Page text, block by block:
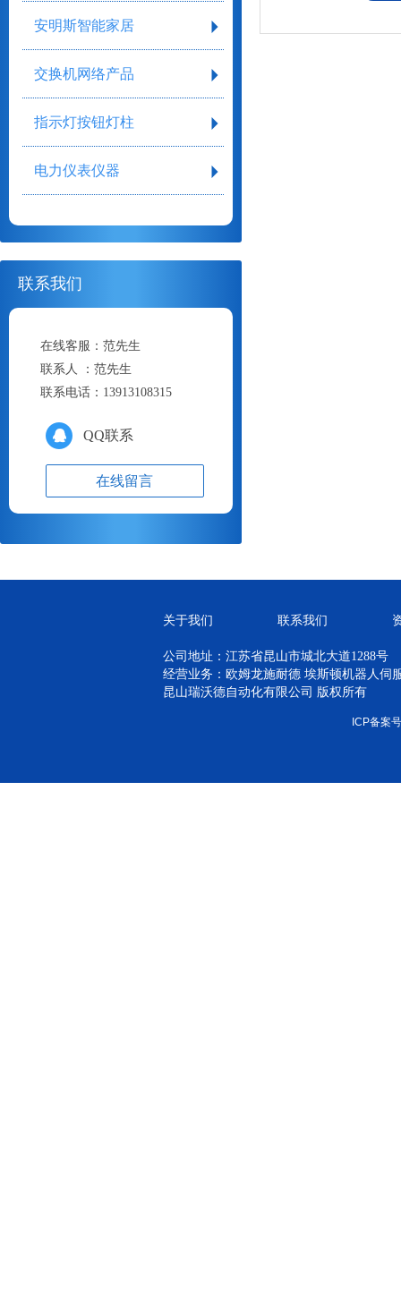
安明斯智能家居
交换机网络产品
指示灯按钮灯柱
电力仪表仪器
联系我们
在线客服：范先生
联系人 ：范先生
联系电话： 13913108315
QQ联系
在线留言
关于我们 联系我们
公司地址：江苏省昆山市城北大道1288号
经营业务：欧姆龙施耐德 埃斯顿机器人伺
昆山瑞沃德自动化有限公司 版权所有
ICP备案